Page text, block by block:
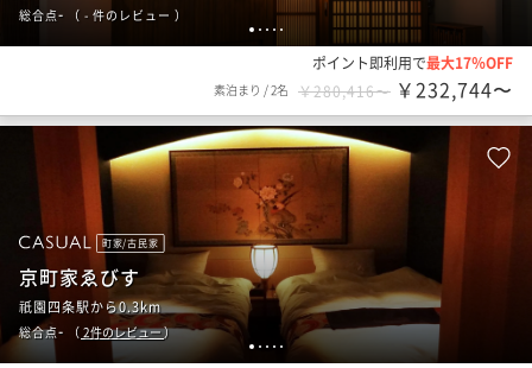
1 2 3 4 5
総合点- （ - 件のレビュー ）
ポイント即利用で最大17％OFF
素泊まり /2名 ￥280,416〜 ￥232,744〜
1 2 3 4 5
町家/古民家
京町家ゑびす
祇園四条駅から0.3km
総合点- （ 2件のレビュー）